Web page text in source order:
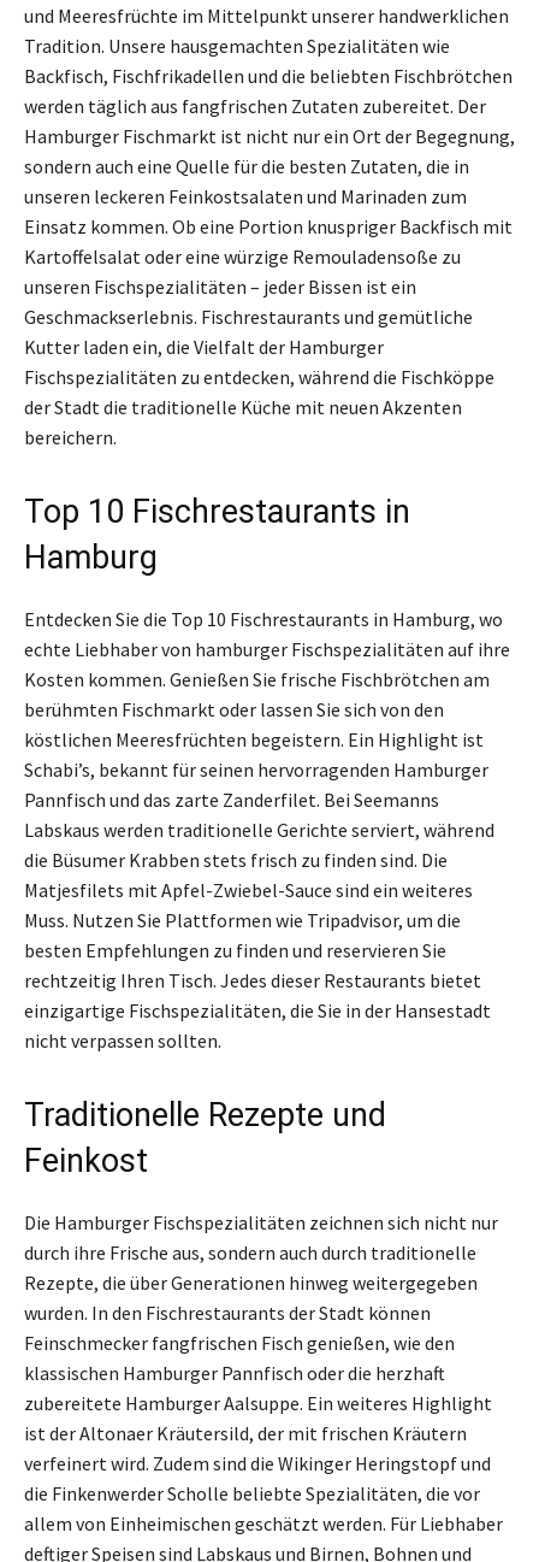
und Meeresfrüchte im Mittelpunkt unserer handwerklichen
Tradition. Unsere hausgemachten Spezialitäten wie
Backfisch, Fischfrikadellen und die beliebten Fischbrötchen
werden täglich aus fangfrischen Zutaten zubereitet. Der
Hamburger Fischmarkt ist nicht nur ein Ort der Begegnung,
sondern auch eine Quelle für die besten Zutaten, die in
unseren leckeren Feinkostsalaten und Marinaden zum
Einsatz kommen. Ob eine Portion knuspriger Backfisch mit
Kartoffelsalat oder eine würzige Remouladensoße zu
unseren Fischspezialitäten – jeder Bissen ist ein
Geschmackserlebnis. Fischrestaurants und gemütliche
Kutter laden ein, die Vielfalt der Hamburger
Fischspezialitäten zu entdecken, während die Fischköppe
der Stadt die traditionelle Küche mit neuen Akzenten
bereichern.
Top 10 Fischrestaurants in
Hamburg
Entdecken Sie die Top 10 Fischrestaurants in Hamburg, wo
echte Liebhaber von hamburger Fischspezialitäten auf ihre
Kosten kommen. Genießen Sie frische Fischbrötchen am
berühmten Fischmarkt oder lassen Sie sich von den
köstlichen Meeresfrüchten begeistern. Ein Highlight ist
Schabi’s, bekannt für seinen hervorragenden Hamburger
Pannfisch und das zarte Zanderfilet. Bei Seemanns
Labskaus werden traditionelle Gerichte serviert, während
die Büsumer Krabben stets frisch zu finden sind. Die
Matjesfilets mit Apfel-Zwiebel-Sauce sind ein weiteres
Muss. Nutzen Sie Plattformen wie Tripadvisor, um die
besten Empfehlungen zu finden und reservieren Sie
rechtzeitig Ihren Tisch. Jedes dieser Restaurants bietet
einzigartige Fischspezialitäten, die Sie in der Hansestadt
nicht verpassen sollten.
Traditionelle Rezepte und
Feinkost
Die Hamburger Fischspezialitäten zeichnen sich nicht nur
durch ihre Frische aus, sondern auch durch traditionelle
Rezepte, die über Generationen hinweg weitergegeben
wurden. In den Fischrestaurants der Stadt können
Feinschmecker fangfrischen Fisch genießen, wie den
klassischen Hamburger Pannfisch oder die herzhaft
zubereitete Hamburger Aalsuppe. Ein weiteres Highlight
ist der Altonaer Kräutersild, der mit frischen Kräutern
verfeinert wird. Zudem sind die Wikinger Heringstopf und
die Finkenwerder Scholle beliebte Spezialitäten, die vor
allem von Einheimischen geschätzt werden. Für Liebhaber
deftiger Speisen sind Labskaus und Birnen, Bohnen und